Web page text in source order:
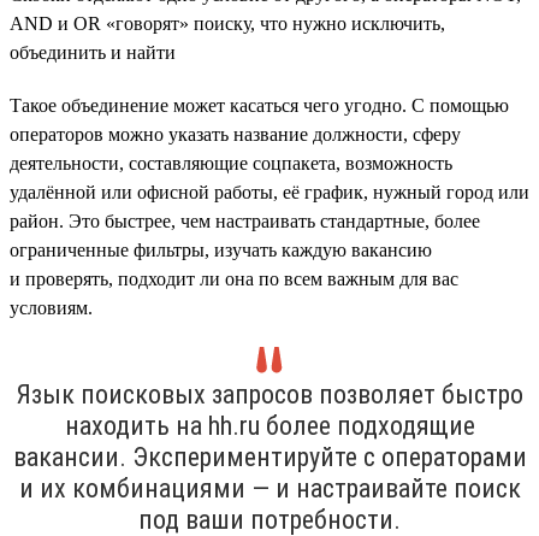
AND и OR «говорят» поиску, что нужно исключить,
объединить и найти
Такое объединение может касаться чего угодно. С помощью
операторов можно указать название должности, сферу
деятельности, составляющие соцпакета, возможность
удалённой или офисной работы, её график, нужный город или
район. Это быстрее, чем настраивать стандартные, более
ограниченные фильтры, изучать каждую вакансию
и проверять, подходит ли она по всем важным для вас
условиям.
Язык поисковых запросов позволяет быстро
находить на hh.ru более подходящие
вакансии. Экспериментируйте с операторами
и их комбинациями — и настраивайте поиск
под ваши потребности.